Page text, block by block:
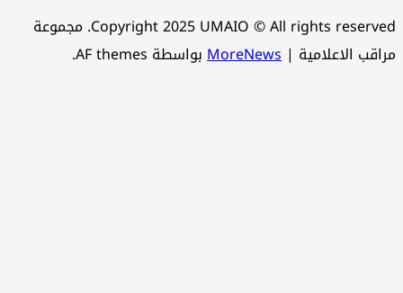
Copyright 2025 UMAIO © All rights reserved. مجموعة
الاعلامية|
MoreNewsبواسطة AF themes.